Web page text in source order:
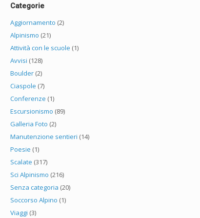
Categorie
Aggiornamento (2)
Alpinismo (21)
Attività con le scuole (1)
Avvisi (128)
Boulder (2)
Ciaspole (7)
Conferenze (1)
Escursionismo (89)
Galleria Foto (2)
Manutenzione sentieri (14)
Poesie (1)
Scalate (317)
Sci Alpinismo (216)
Senza categoria (20)
Soccorso Alpino (1)
Viaggi (3)